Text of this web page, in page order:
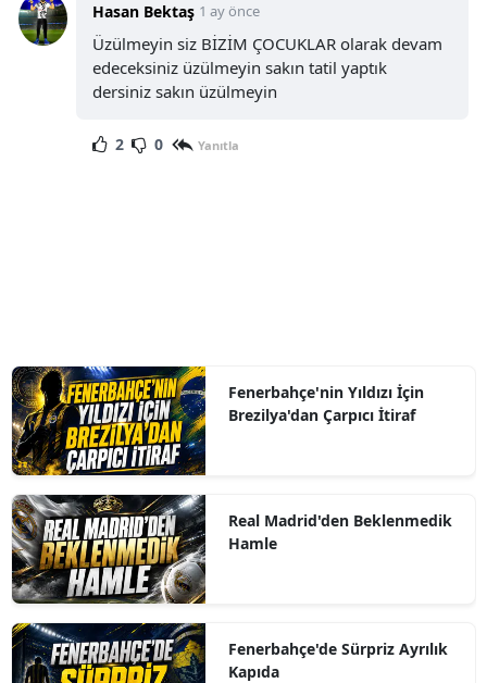
Hasan Bektaş 1 ay önce
Üzülmeyin siz BİZİM ÇOCUKLAR olarak devam
edeceksiniz üzülmeyin sakın tatil yaptık
dersiniz sakın üzülmeyin
2 0 Yanıtla
Fenerbahçe'nin Yıldızı İçin
Brezilya'dan Çarpıcı İtiraf
Real Madrid'den Beklenmedik
Hamle
Fenerbahçe'de Sürpriz Ayrılık
Kapıda